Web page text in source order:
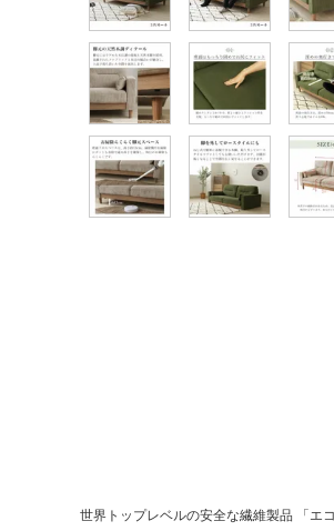
世界トップレベルの安全な繊維製品 「エ